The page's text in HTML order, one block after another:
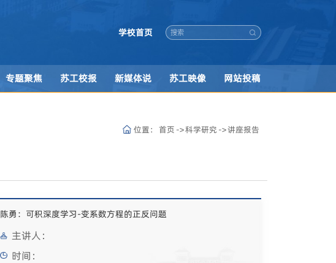
学校首页
专题聚焦 苏工校报 新媒体说 苏工映像 网站投稿
位置： 首页 ->科学研究 ->讲座报告
陈勇：可积深度学习-变系数方程的正反问题
主讲人：
时间：